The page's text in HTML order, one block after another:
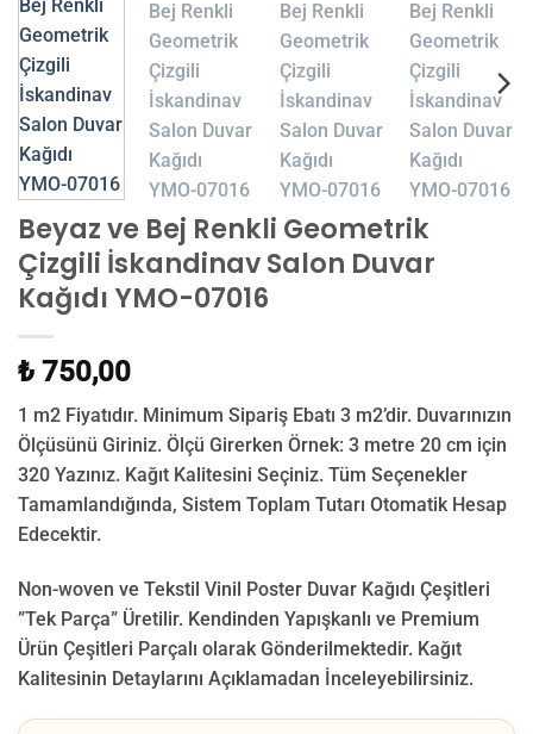
Beyaz ve Bej Renkli Geometrik
Çizgili İskandinav Salon Duvar
Kağıdı YMO-07016
₺ 750,00
1 m2 Fiyatıdır. Minimum Sipariş Ebatı 3 m2’dir. Duvarınızın
Ölçüsünü Giriniz. Ölçü Girerken Örnek: 3 metre 20 cm için
320 Yazınız. Kağıt Kalitesini Seçiniz. Tüm Seçenekler
Tamamlandığında, Sistem Toplam Tutarı Otomatik Hesap
Edecektir.
Non-woven ve Tekstil Vinil Poster Duvar Kağıdı Çeşitleri
”Tek Parça” Üretilir. Kendinden Yapışkanlı ve Premium
Ürün Çeşitleri Parçalı olarak Gönderilmektedir. Kağıt
Kalitesinin Detaylarını Açıklamadan İnceleyebilirsiniz.